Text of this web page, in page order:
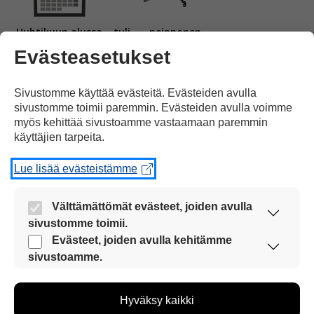
Huhtikuun alussa tuli peipponen.
Kevätaamuisin koiraslinnut houkuttelevat laulullaan
naaraslintuja
Evästeasetukset
Sivustomme käyttää evästeitä. Evästeiden avulla
sivustomme toimii paremmin. Evästeiden avulla voimme
myös kehittää sivustoamme vastaamaan paremmin
käyttäjien tarpeita.
Lue lisää evästeistämme
Välttämättömät evästeet, joiden avulla
sivustomme toimii.
Nämä evästeet ovat aina käytössä, jotta
sivustoamme voi käyttää sujuvasti ja turvallisesti.
Evästeet, joiden avulla kehitämme
sivustoamme.
kehittää sivustoamme vastaamaan paremmin
Hyväksy kaikki